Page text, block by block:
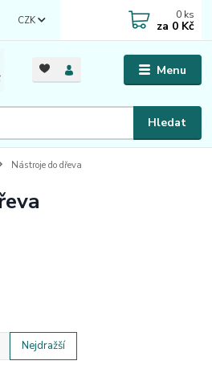
Menu
CZK
Hledat
0 ks
za 0 Kč
Nástroje do dřeva
Nejdražší